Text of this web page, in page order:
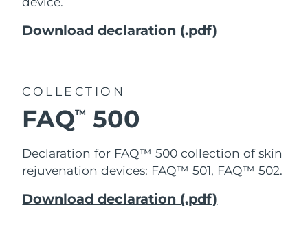
Download declaration (.pdf)
COLLECTION
FAQTM 500
Declaration for FAQ™ 500 collection ofskin
rejuvenation devices: FAQ™ 501, FAQ™ 502.
Download declaration (.pdf)